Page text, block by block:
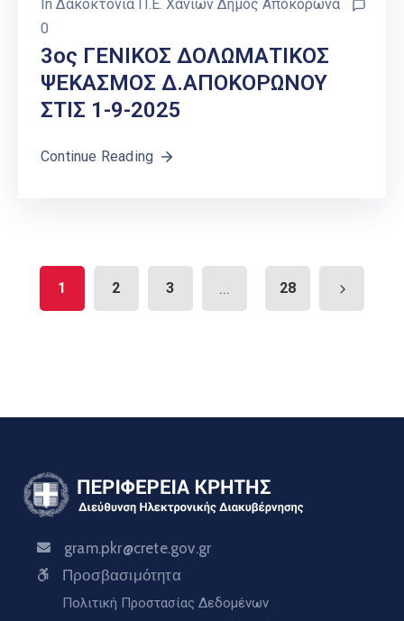
In Δακοκτονία Π.Ε. Χανίων Δήμος Αποκόρωνα
0
3ος ΓΕΝΙΚΟΣ ΔΟΛΩΜΑΤΙΚΟΣ
ΨΕΚΑΣΜΟΣ Δ.ΑΠΟΚΟΡΩΝΟΥ
ΣΤΙΣ 1-9-2025
Continue Reading
1 2 3 ... 28
gram.pkr@crete.gov.gr
Προσβασιμότητα
Πολιτική Προστασίας Δεδομένων